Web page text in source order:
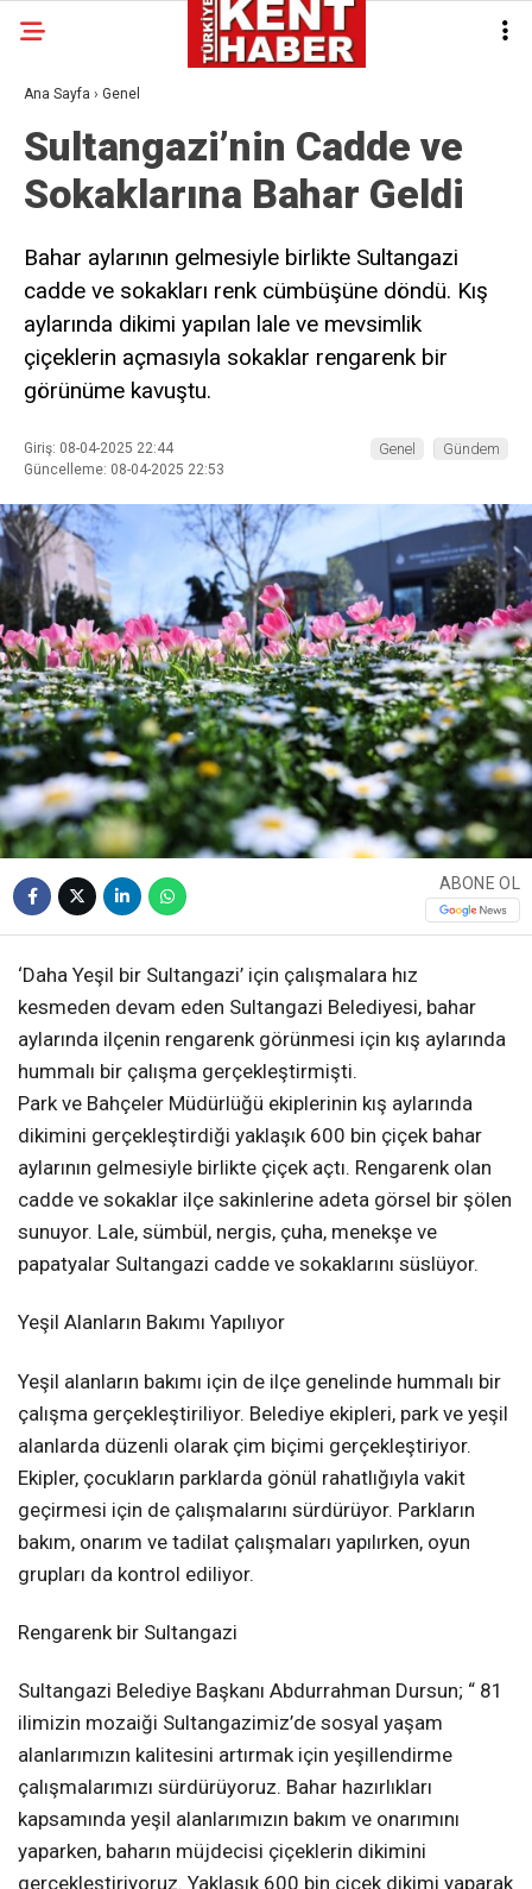
Ana Sayfa › Genel
Sultangazi’nin Cadde ve
Sokaklarına Bahar Geldi
Bahar aylarının gelmesiyle birlikte Sultangazi
cadde ve sokakları renk cümbüşüne döndü. Kış
aylarında dikimi yapılan lale ve mevsimlik
çiçeklerin açmasıyla sokaklar rengarenk bir
görünüme kavuştu.
Giriş: 08-04-2025 22:44
Güncelleme: 08-04-2025 22:53
Genel Gündem
ABONE OL
‘Daha Yeşil bir Sultangazi’ için çalışmalara hız
kesmeden devam eden Sultangazi Belediyesi, bahar
aylarında ilçenin rengarenk görünmesi için kış aylarında
hummalı bir çalışma gerçekleştirmişti.
Park ve Bahçeler Müdürlüğü ekiplerinin kış aylarında
dikimini gerçekleştirdiği yaklaşık 600 bin çiçek bahar
aylarının gelmesiyle birlikte çiçek açtı. Rengarenk olan
cadde ve sokaklar ilçe sakinlerine adeta görsel bir şölen
sunuyor. Lale, sümbül, nergis, çuha, menekşe ve
papatyalar Sultangazi cadde ve sokaklarını süslüyor.
Yeşil Alanların Bakımı Yapılıyor
Yeşil alanların bakımı için de ilçe genelinde hummalı bir
çalışma gerçekleştiriliyor. Belediye ekipleri, park ve yeşil
alanlarda düzenli olarak çim biçimi gerçekleştiriyor.
Ekipler, çocukların parklarda gönül rahatlığıyla vakit
geçirmesi için de çalışmalarını sürdürüyor. Parkların
bakım, onarım ve tadilat çalışmaları yapılırken, oyun
grupları da kontrol ediliyor.
Rengarenk bir Sultangazi
Sultangazi Belediye Başkanı Abdurrahman Dursun; “ 81
ilimizin mozaiği Sultangazimiz’de sosyal yaşam
alanlarımızın kalitesini artırmak için yeşillendirme
çalışmalarımızı sürdürüyoruz. Bahar hazırlıkları
kapsamında yeşil alanlarımızın bakım ve onarımını
yaparken, baharın müjdecisi çiçeklerin dikimini
gerçekleştiriyoruz. Yaklaşık 600 bin çiçek dikimi yaparak